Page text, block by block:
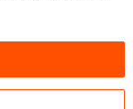
at alle viste
for at give